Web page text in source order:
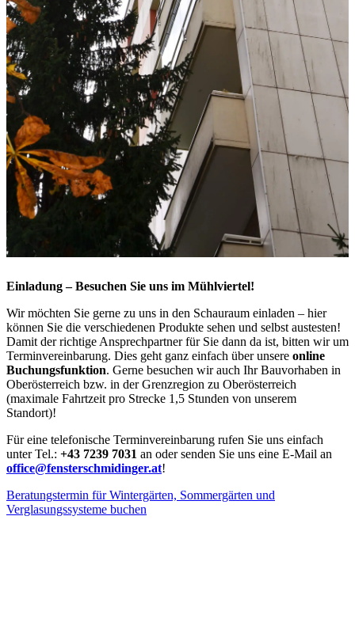
Einladung – Besuchen Sie uns im Mühlviertel!
Wir möchten Sie gerne zu uns in den Schauraum einladen – hier
können Sie die verschiedenen Produkte sehen und selbst austesten!
Damit der richtige Ansprechpartner für Sie dann da ist, bitten wir um
Terminvereinbarung. Dies geht ganz einfach über unsere online
Buchungsfunktion. Gerne besuchen wir auch Ihr Bauvorhaben in
Oberösterreich bzw. in der Grenzregion zu Oberösterreich
(maximale Fahrtzeit pro Strecke 1,5 Stunden von unserem
Standort)!
Für eine telefonische Terminvereinbarung rufen Sie uns einfach
unter Tel.: +43 7239 7031 an oder senden Sie uns eine E-Mail an
office@fensterschmidinger.at!
Beratungstermin für Wintergärten, Sommergärten und
Verglasungssysteme buchen